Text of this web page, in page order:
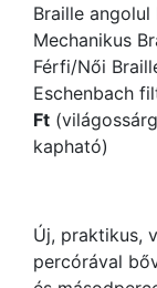
Braille
Mechanikus
Férfi/Női
Eschenbach
Ft
kapható)
Új, praktikus,
percórával